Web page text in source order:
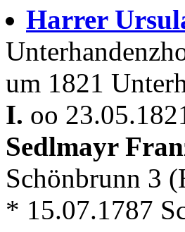
Harrer
um 1821
I. oo
Sedlmayr
Schönbrunn 3
* 15.07.1787